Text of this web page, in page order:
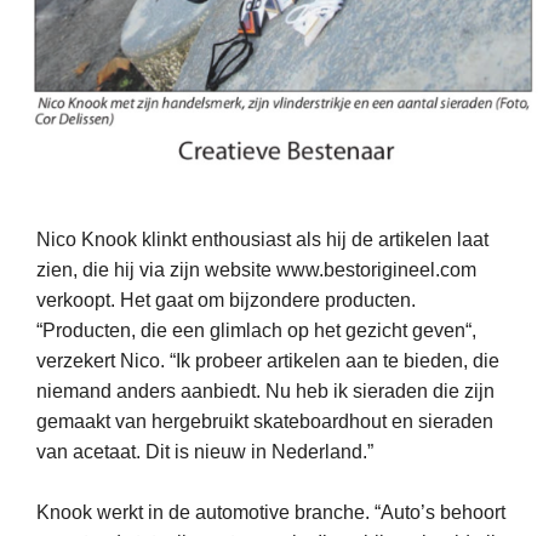
Nico Knook klinkt enthousiast als hij de artikelen laat
zien, die hij via zijn website www.bestorigineel.com
verkoopt. Het gaat om bijzondere producten.
“Producten, die een glimlach op het gezichtgeven“,
verzekert Nico. “Ik probeer artikelen aan te bieden, die
niemand anders aanbiedt. Nu heb ik sieraden die zijn
gemaakt van hergebruikt skateboardhouten sieraden
van acetaat. Dit is nieuw in Nederland.”
Knook werkt in de automotive branche. “Auto’s behoort